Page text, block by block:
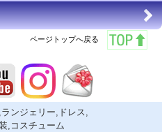
ページトップへ戻る
ンジェリー,ドレス,
,コスチューム